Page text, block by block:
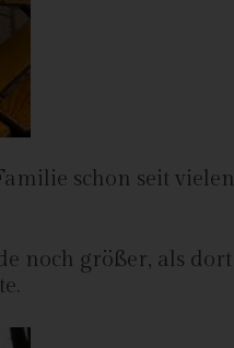
schon seit vielen
noch größer, als dort